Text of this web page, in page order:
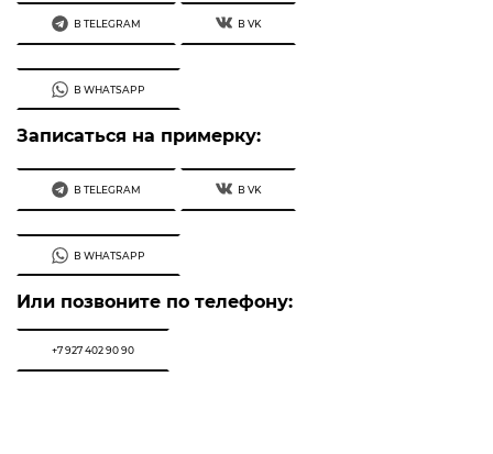
В TELEGRAM В VK
В WHATSAPP
Записаться на примерку:
В TELEGRAM В VK
В WHATSAPP
Или позвоните по телефону:
+7 927 402 90 90